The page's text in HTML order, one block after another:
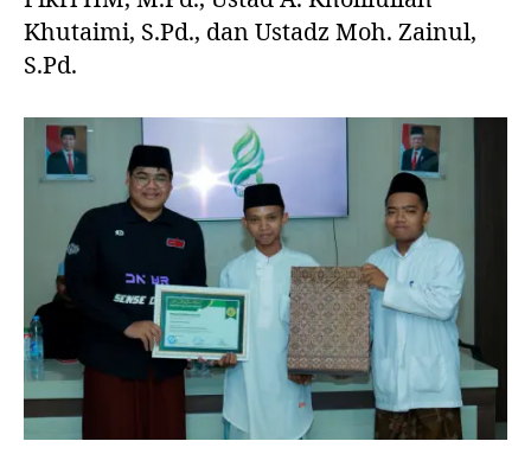
Khutaimi, S.Pd., dan Ustadz Moh. Zainul,
S.Pd.